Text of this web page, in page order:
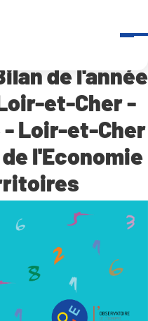
en Loir-et-Cher –
de l'année
et-Cher -
- Loir-et-Cher
l'Economie